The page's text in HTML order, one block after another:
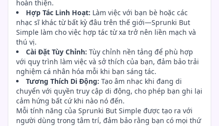
hoàn thiện.
Hợp Tác Linh Hoạt: Làm việc với bạn bè hoặc các
nhạc sĩ khác từ bất kỳ đâu trên thế giới—Sprunki But
Simple làm cho việc hợp tác từ xa trở nên liền mạch và
thú vị.
Cài Đặt Tùy Chỉnh: Tùy chỉnh nền tảng để phù hợp
với quy trình làm việc và sở thích của bạn, đảm bảo trải
nghiệm cá nhân hóa mỗi khi bạn sáng tác.
Tương Thích Di Động: Tạo âm nhạc khi đang di
chuyển với quyền truy cập di động, cho phép bạn ghi lại
cảm hứng bất cứ khi nào nó đến.
Mỗi tính năng của Sprunki But Simple được tạo ra với
người dùng trong tâm trí, đảm bảo rằng bạn có mọi thứ